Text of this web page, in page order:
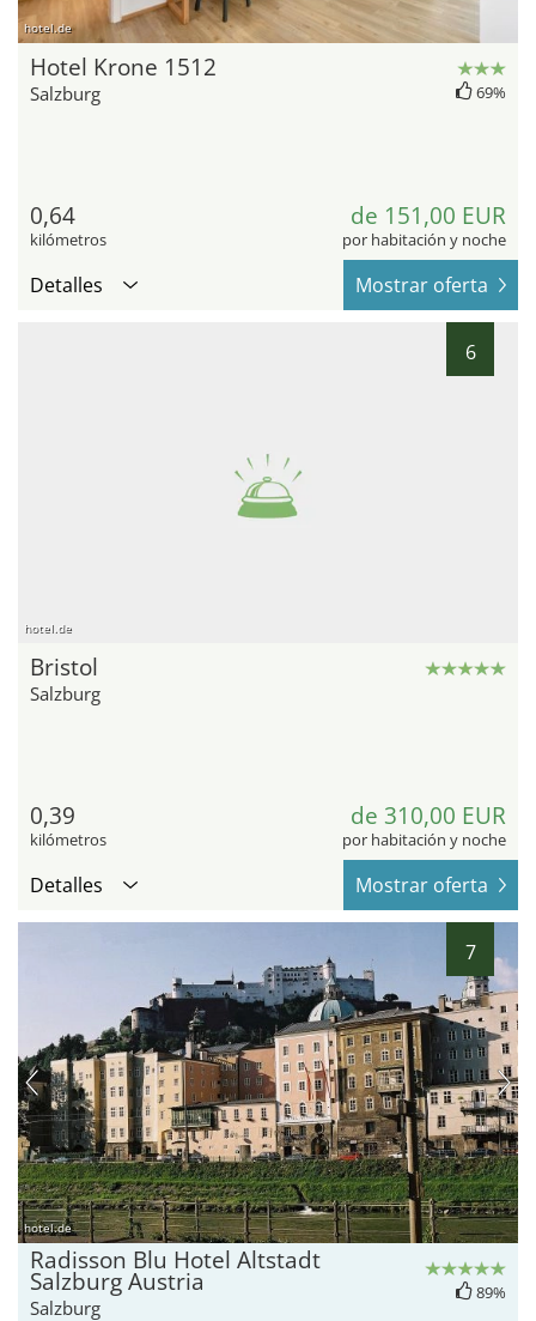
hotel.de
Hotel Krone 1512
Salzburg 69%
0,64
kilómetros
de 151,00 EUR
por habitación y noche
Detalles Mostrar oferta
6
hotel.de
Bristol
Salzburg
0,39
kilómetros
de 310,00 EUR
por habitación y noche
Detalles Mostrar oferta
7
hotel.de
Radisson Blu Hotel Altstadt
Salzburg Austria
Salzburg
89%